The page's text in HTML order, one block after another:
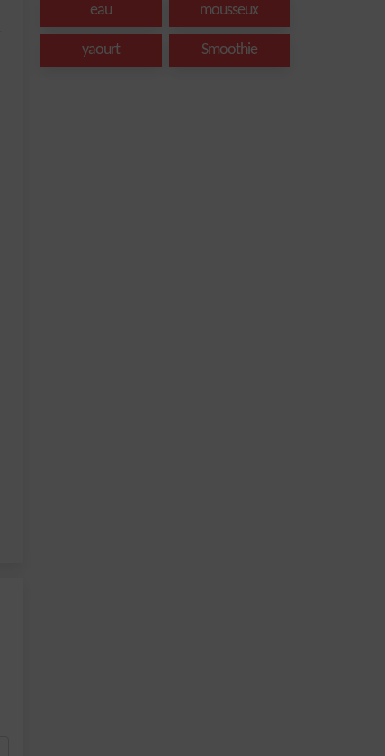
eau mousseux
yaourt Smoothie